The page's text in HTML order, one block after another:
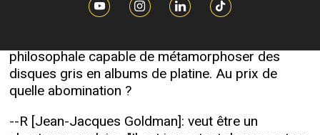
Kaas, Hallyday, Khaled, récemment mais plus
marginalement De Palmas et Noah), on devient
philosophale capable de métamorphoser des
disques gris en albums de platine. Au prix de
quelle abomination ?
--R [Jean-Jacques Goldman]: veut être un